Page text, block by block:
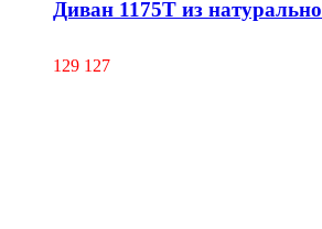
Диван 1175Т из
129 127